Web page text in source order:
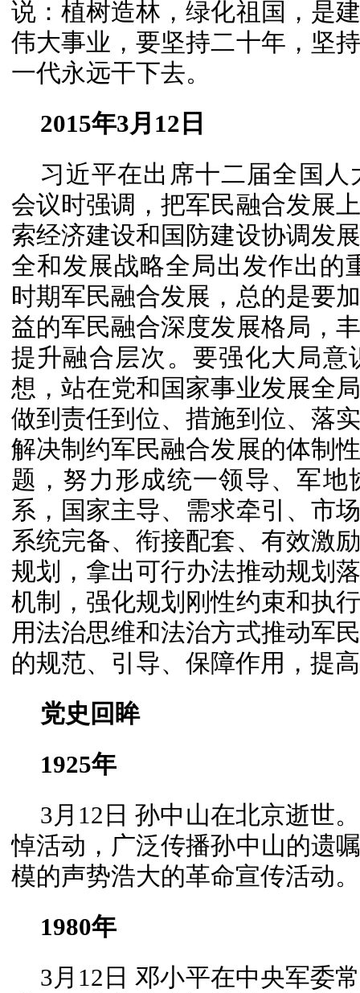
说：植树造林，绿化祖国，是
伟大事业，要坚持二十年，坚
一代永远干下去。
2015年3月12日
习近平在出席十二届全国人
会议时强调，把军民融合发展
索经济建设和国防建设协调发
全和发展战略全局出发作出的
时期军民融合发展，总的是要
益的军民融合深度发展格局，
提升融合层次。要强化大局意
想，站在党和国家事业发展全
做到责任到位、措施到位、落
解决制约军民融合发展的体制
题，努力形成统一领导、军
系，国家主导、需求牵引、市
系统完备、衔接配套、有效激
规划，拿出可行办法推动规划
机制，强化规划刚性约束和执
用法治思维和法治方式推动军
的规范、引导、保障作用，提
党史回眸
1925年
3月12日 孙中山在北京逝世
悼活动，广泛传播孙中山的遗
模的声势浩大的革命宣传活动。
1980年
3月12日 邓小平在中央军委